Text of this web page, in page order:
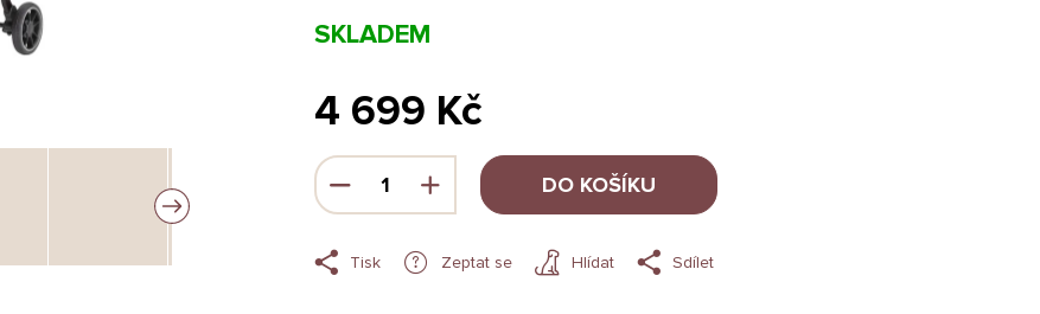
HODNOCENÍ
JE
0,0
5
HVĚZDIČEK.
SKLADEM
4 699 Kč
Měrná
cena:
DO KOŠÍKU
Tisk Zeptat se Hlídat Sdílet